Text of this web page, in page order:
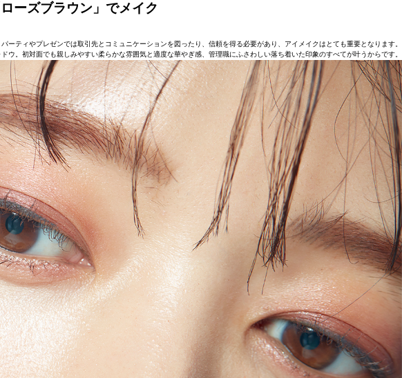
ーズブラウン」でメイク
ーティやプレゼンでは取引先とコミュニケーションを図ったり、信頼を得る必要があり、アイメイクはとても重要となります。
ウ。初対面でも親しみやすい柔らかな雰囲気と適度な華やぎ感、管理職にふさわしい落ち着いた印象のすべてが叶うからです。